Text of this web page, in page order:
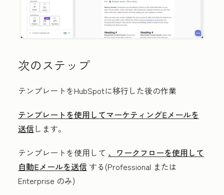
次のステップ
テンプレートをHubSpotに移行した後の作業
テンプレートを使用してマーケティングEメールを
送信します。
テンプレートを使用して 、ワークフローを使用して
自動Eメールを送信 する(Professional または
Enterprise のみ)